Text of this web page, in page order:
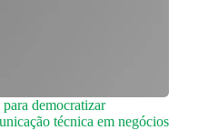
democratizar
técnica em negócios